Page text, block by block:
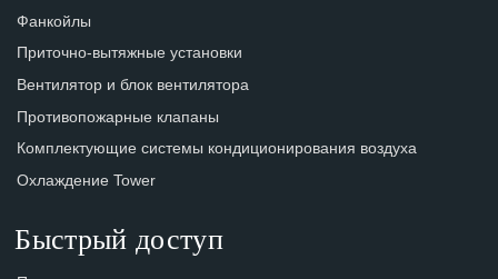
Фанкойлы
Приточно-вытяжные установки
Вентилятор и блок вентилятора
Противопожарные клапаны
Комплектующие системы кондиционирования воздуха
Охлаждение Tower
Быстрый доступ